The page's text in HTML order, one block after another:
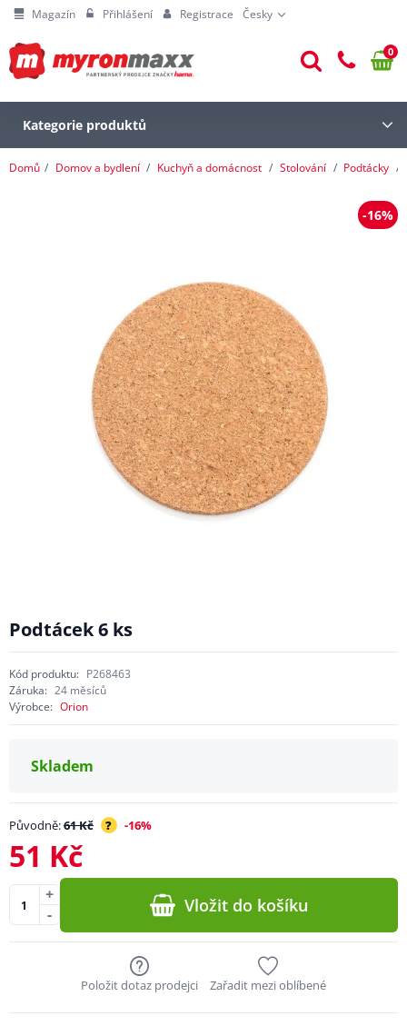
Magazín Přihlášení Registrace Česky
0
Kategorie produktů
Domů Domov a bydlení Kuchyň a domácnost Stolování Podtácky
-16%
Podtácek 6 ks
Kód produktu: P268463
Záruka: 24 měsíců
Výrobce: Orion
Skladem
Původně:61 Kč ? -16%
51 Kč
-
+ Vložit do košíku
Položit dotaz prodejci Zařadit mezi oblíbené